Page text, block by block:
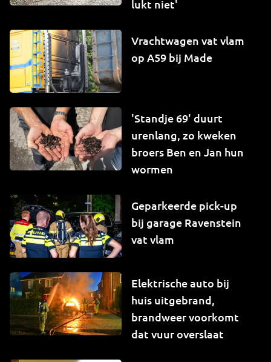
lukt niet'
Vrachtwagen vat vlam
op A59 bij Made
'Standje 69' duurt
urenlang, zo kweken
broers Ben en Jan hun
wormen
Geparkeerde pick-up
bij garage Ravenstein
vat vlam
Elektrische auto bij
huis uitgebrand,
brandweer voorkomt
dat vuur overslaat